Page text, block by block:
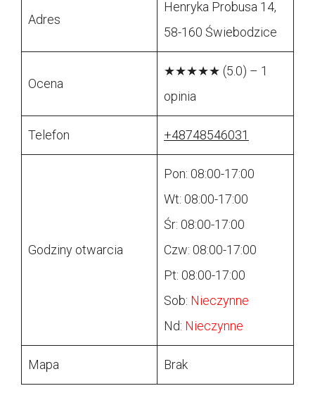
Adres
Henryka Probusa 14,
58-160 Świebodzice
Ocena
★★★★★ (5.0) – 1
opinia
Telefon +48748546031
Godziny otwarcia
Pon: 08:00-17:00
Wt: 08:00-17:00
Śr: 08:00-17:00
Czw: 08:00-17:00
Pt: 08:00-17:00
Sob: Nieczynne
Nd: Nieczynne
Mapa Brak